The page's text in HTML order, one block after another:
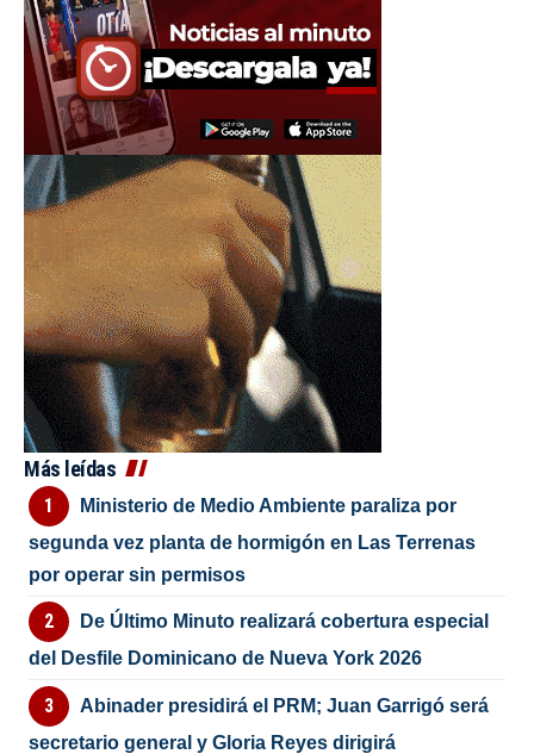
Más leídas
Ministerio de Medio Ambiente paraliza por
segunda vez planta de hormigón en Las Terrenas
por operar sin permisos
De Último Minuto realizará cobertura especial
del Desfile Dominicano de Nueva York 2026
Abinader presidirá el PRM; Juan Garrigó será
secretario general y Gloria Reyes dirigirá